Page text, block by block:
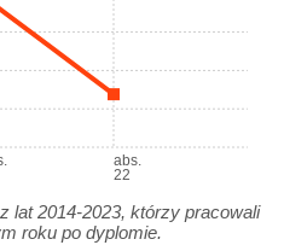
abs.
22
lat 2014-2023, którzy pracowali
roku po dyplomie.